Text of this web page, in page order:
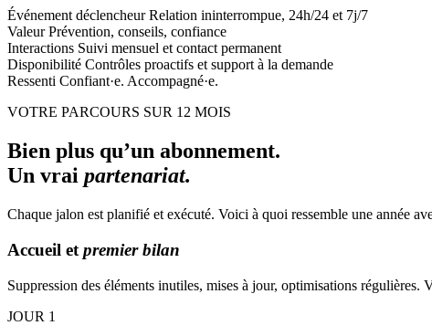
Événement déclencheur Relation ininterrompue, 24h/24 et 7j/7
Valeur Prévention, conseils, confiance
Interactions Suivi mensuel et contact permanent
Disponibilité Contrôles proactifs et support à la demande
Ressenti Confiant·e. Accompagné·e.
VOTRE PARCOURS SUR 12 MOIS
Bien plus qu’un abonnement.
Un vrai partenariat.
Chaque jalon est planifié et exécuté. Voici à quoi ressemble une année
Accueil et premier bilan
Suppression des éléments inutiles, mises à jour, optimisations régulières.
JOUR 1